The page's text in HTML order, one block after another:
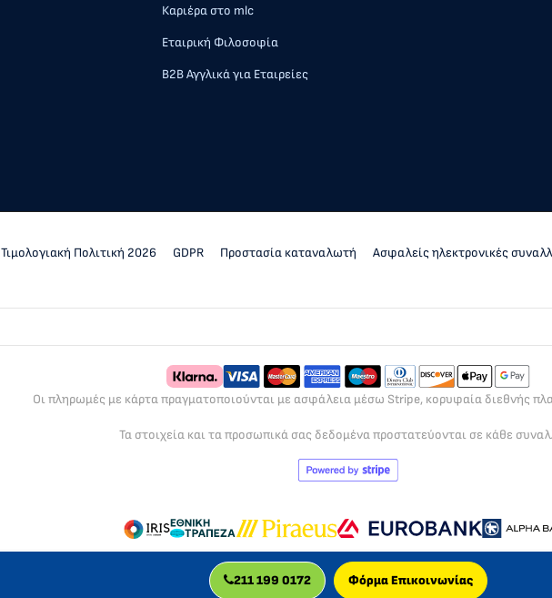
Καριέρα στο mlc
Εταιρική Φιλοσοφία
Β2Β Αγγλικά για Εταιρείες
Τιμολογιακή Πολιτική 2026 GDPR Προστασία καταναλωτή Ασφαλείς ηλεκτρονικές
Οι πληρωμές με κάρτα πραγματοποιούνται με ασφάλεια μέσω Stripe, κορυφαία διεθνής
Τα στοιχεία και τα προσωπικά σας δεδομένα προστατεύονται σε κάθε
211 199 0172 Φόρμα Επικοινωνίας